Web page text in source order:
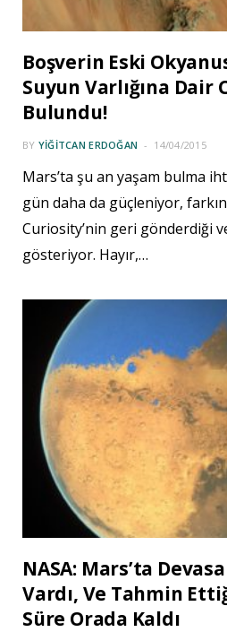
Boşverin Eski
Suyun Varlığına Dair
Bulundu!
BY YIĞITCAN ERDOĞAN 14/04/2015
Mars’ta şu an yaşam bulma
gün daha da güçleniyor,
Curiosity’nin geri gönderdiği
gösteriyor. Hayır,…
NASA: Mars’ta
Vardı, Ve Tahmin
Süre Orada Kaldı